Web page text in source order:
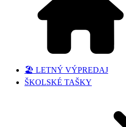
🏖️ LETNÝ VÝPREDAJ
ŠKOLSKÉ TAŠKY